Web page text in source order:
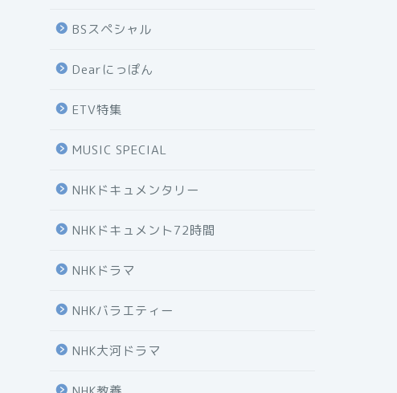
BSスペシャル
Dearにっぽん
ETV特集
MUSIC SPECIAL
NHKドキュメンタリー
NHKドキュメント72時間
NHKドラマ
NHKバラエティー
NHK大河ドラマ